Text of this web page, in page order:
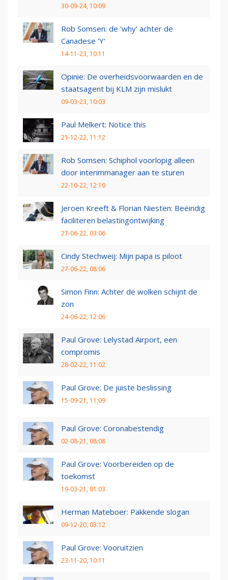
30-09-24, 10:09
Rob Somsen: de 'why' achter de
Canadese 'Y'
14-11-23, 10:11
Opinie: De overheidsvoorwaarden en de
staatsagent bij KLM zijn mislukt
09-03-23, 10:03
Paul Melkert: Notice this
21-12-22, 11:12
Rob Somsen: Schiphol voorlopig alleen
door interimmanager aan te sturen
22-10-22, 12:10
Jeroen Kreeft & Florian Niesten: Beëindig
faciliteren belastingontwijking
27-06-22, 03:06
Cindy Stechweij: Mijn papa is piloot
27-06-22, 08:06
Simon Finn: Achter de wolken schijnt de
zon
24-06-22, 12:06
Paul Grove: Lelystad Airport, een
compromis
28-02-22, 11:02
Paul Grove: De juiste beslissing
15-09-21, 11:09
Paul Grove: Coronabestendig
02-08-21, 08:08
Paul Grove: Voorbereiden op de
toekomst
19-03-21, 01:03
Herman Mateboer: Pakkende slogan
09-12-20, 03:12
Paul Grove: Vooruitzien
23-11-20, 10:11